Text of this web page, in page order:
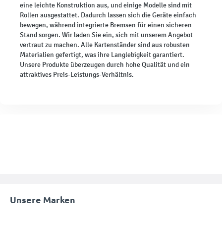
eine leichte Konstruktion aus, und einige Modelle sind mit
Rollen ausgestattet. Dadurch lassen sich die Geräte einfach
bewegen, während integrierte Bremsen für einen sicheren
Stand sorgen. Wir laden Sie ein, sich mit unserem Angebot
vertraut zu machen. Alle Kartenständer sind aus robusten
Materialien gefertigt, was ihre Langlebigkeit garantiert.
Unsere Produkte überzeugen durch hohe Qualität und ein
attraktives Preis-Leistungs-Verhältnis.
Unsere Marken